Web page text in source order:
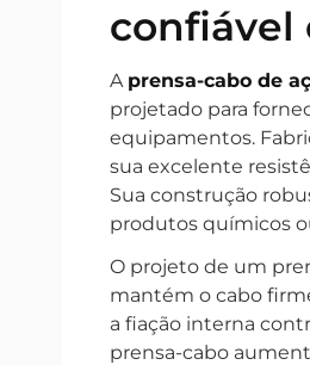
confiável
A prensa-cabo de
projetado para
equipamentos.
sua excelente
Sua construção
produtos químicos
O projeto de um
mantém o cabo
a fiação interna
prensa-cabo